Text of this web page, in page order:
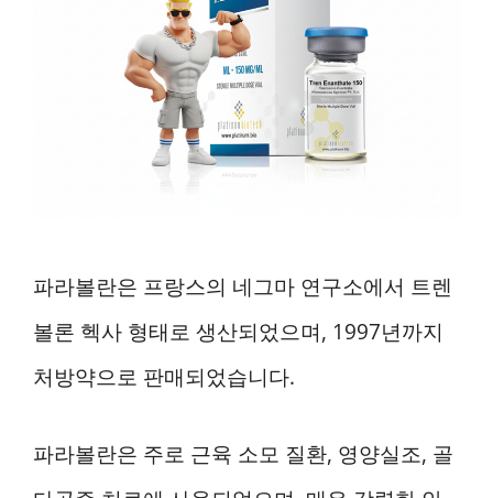
파라볼란은 프랑스의 네그마 연구소에서 트렌
볼론 헥사 형태로 생산되었으며, 1997년까지
처방약으로 판매되었습니다.
파라볼란은 주로 근육 소모 질환, 영양실조, 골